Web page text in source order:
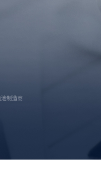
制造商